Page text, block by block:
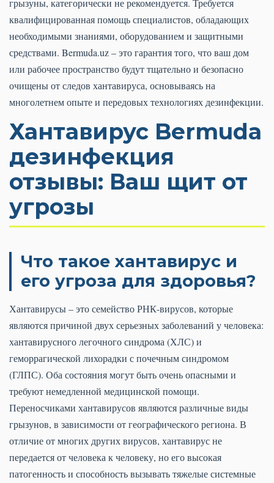
грызуны, категорически не рекомендуется. Требуется
квалифицированная помощь специалистов, обладающих
необходимыми знаниями, оборудованием и защитными
средствами. Bermuda.uz – это гарантия того, что ваш дом
или рабочее пространство будут тщательно и безопасно
очищены от следов хантавируса, основываясь на
многолетнем опыте и передовых технологиях дезинфекции.
Хантавирус Bermuda
дезинфекция
отзывы: Ваш щит от
угрозы
Что такое хантавирус и
его угроза для здоровья?
Хантавирусы – это семейство РНК-вирусов, которые
являются причиной двух серьезных заболеваний у человека:
хантавирусного легочного синдрома (ХЛС) и
геморрагической лихорадки с почечным синдромом
(ГЛПС). Оба состояния могут быть очень опасными и
требуют немедленной медицинской помощи.
Переносчиками хантавирусов являются различные виды
грызунов, в зависимости от географического региона. В
отличие от многих других вирусов, хантавирус не
передается от человека к человеку, но его высокая
патогенность и способность вызывать тяжелые системные